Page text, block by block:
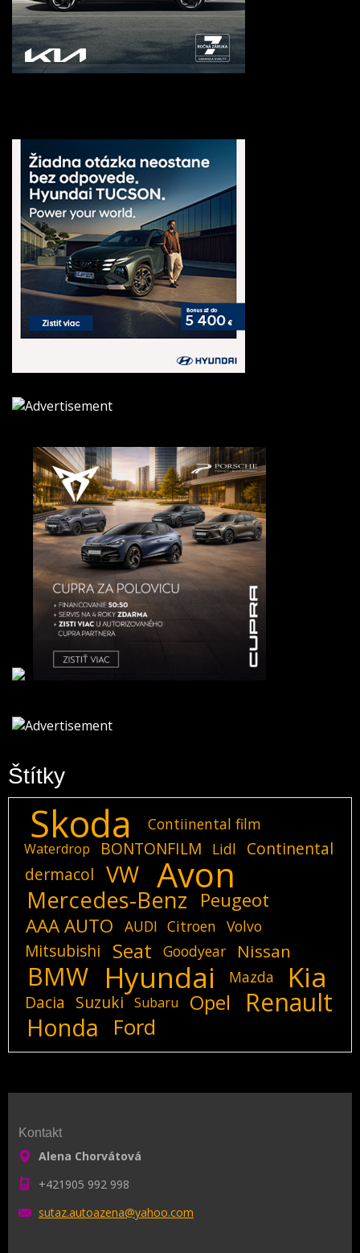
Štítky
Skoda Contiinental film
Waterdrop BONTONFILM Lidl
Continental
dermacol
VW Avon
Mercedes-Benz
Peugeot
AAA AUTO
AUDI Citroen Volvo
Mitsubishi Seat Goodyear Nissan
BMW Hyundai Mazda Kia
Dacia Suzuki Subaru Opel Renault
Honda Ford
Kontakt
Alena Chorvátová
+421905 992 998
sutaz.autoazena@yahoo.com